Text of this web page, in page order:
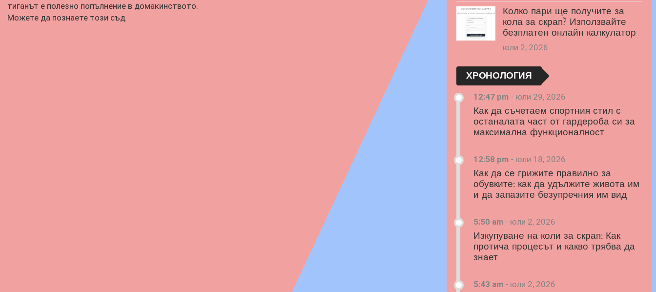
тиганът е полезно попълнение в домакинството.
Можете да познаете този съд
Колко пари ще получите за
кола за скрап? Използвайте
безплатен онлайн калкулатор
юли 2, 2026
ХРОНОЛОГИЯ
12:47 pm - юли 29, 2026
Как да съчетаем спортния стил с
останалата част от гардероба си за
максимална функционалност
12:58 pm - юли 18, 2026
Как да се грижите правилно за
обувките: как да удължите живота им
и да запазите безупречния им вид
5:50 am - юли 2, 2026
Изкупуване на коли за скрап: Как
протича процесът и какво трябва да
знает
5:43 am - юли 2, 2026